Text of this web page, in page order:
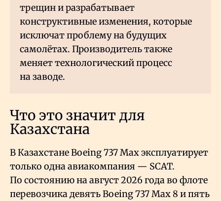
трещин и разрабатывает
конструктивные изменения, которые
исключат проблему на будущих
самолётах. Производитель также
меняет технологический процесс
на заводе.
Что это значит для
Казахстана
В Казахстане Boeing 737 Max эксплуатирует
только одна авиакомпания — SCAT.
По состоянию на август 2026 года во флоте
перевозчика девять Boeing 737 Max 8 и пять